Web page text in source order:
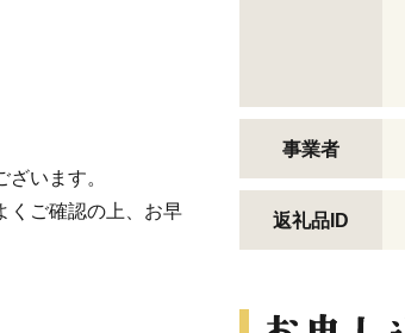
います。
くご確認の上、お早
事業者
返礼品ID